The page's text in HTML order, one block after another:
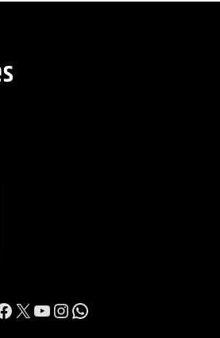
X YouTube
Instagram
WhatsApp